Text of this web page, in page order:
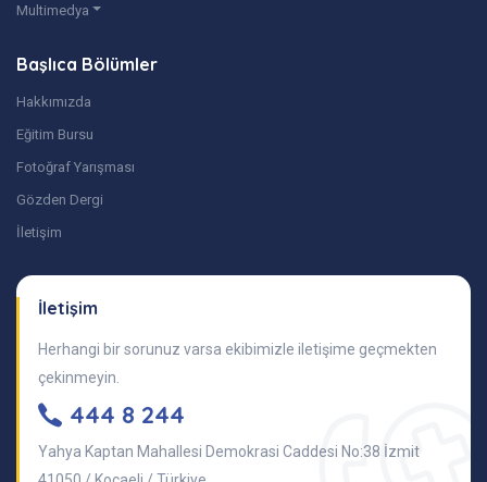
Multimedya
Başlıca Bölümler
Hakkımızda
Eğitim Bursu
Fotoğraf Yarışması
Gözden Dergi
İletişim
İletişim
Herhangi bir sorunuz varsa ekibimizle iletişime geçmekten
çekinmeyin.
444 8 244
Yahya Kaptan Mahallesi Demokrasi Caddesi No:38 İzmit